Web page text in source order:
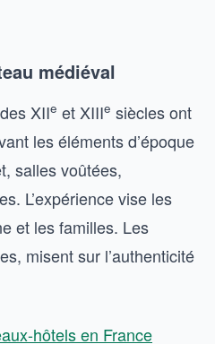
médiéval
XIIe et XIIIe siècles ont
les éléments d’époque
salles voûtées,
L’expérience vise les
et les familles. Les
misent sur l’authenticité
hôtels en France